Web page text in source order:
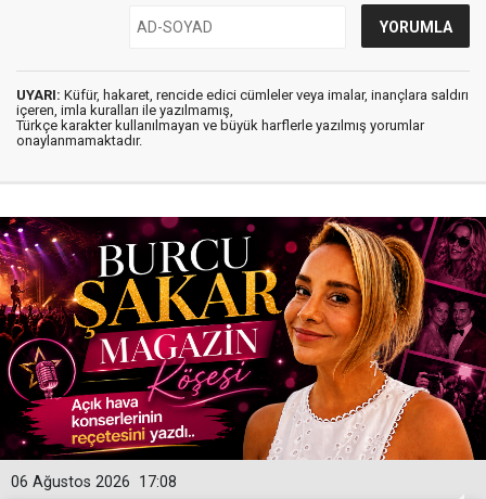
UYARI: Küfür, hakaret, rencide edici cümleler veya imalar, inançlara saldırı
içeren, imla kuralları ile yazılmamış,
Türkçe karakter kullanılmayan ve büyük harflerle yazılmış yorumlar
onaylanmamaktadır.
17:08
06 Ağustos 2026